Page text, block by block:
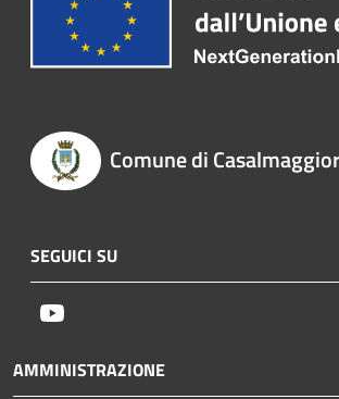
Comune di
SEGUICI SU
AMMINISTRAZIONE